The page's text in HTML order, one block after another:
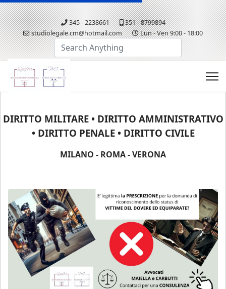
345 - 2238661
351 - 8799894
studiolegale.cm@hotmail.com
Lun - Ven 9:00 - 18:00
DIRITTO MILITARE • DIRITTO AMMINISTRATIVO
• DIRITTO PENALE • DIRITTO CIVILE
MILANO - ROMA - VERONA